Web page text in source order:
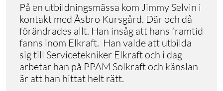
På en utbildningsmässa kom Jimmy Selvin i
kontakt med Åsbro Kursgård. Där och då
förändrades allt. Han insåg att hans framtid
fanns inom Elkraft. Han valde att utbilda
sig till Servicetekniker Elkraft och i dag
arbetar han på PPAM Solkraft och känslan
är att han hittat helt rätt.